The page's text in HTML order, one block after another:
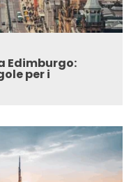
Edimburgo:
per i